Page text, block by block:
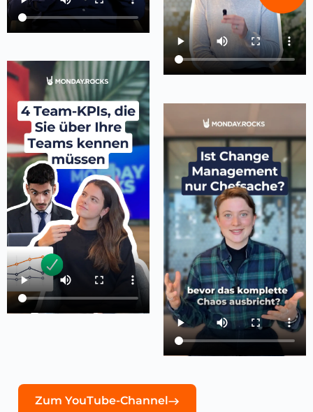
Zum YouTube-Channel